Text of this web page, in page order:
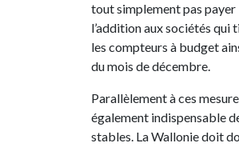
tout simplement pas
l’addition aux sociétés
les compteurs à budget
du mois de décembre.
Parallèlement à ces
également indispensable
stables. La Wallonie doit